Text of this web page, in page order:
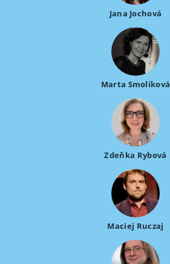
Jana Jochová
Marta Smolíková
Zdeňka Rybová
Maciej Ruczaj